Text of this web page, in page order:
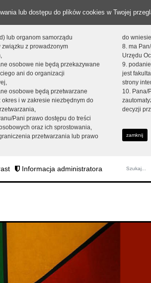
lub dostępu do plików cookies w Twojej
lub organom samorządu
z prowadzonym
osobowe nie będą przekazywane
ani do organizacji
osobowe będą przetwarzane
okres i w zakresie niezbędnym do
Pani prawo dostępu do treści
oraz ich sprostowania,
przetwarzania lub prawo
do
8. ma
Urzędu
9.
jest
strony
10. Pana/
decyzji
zamknij
Informacja administratora